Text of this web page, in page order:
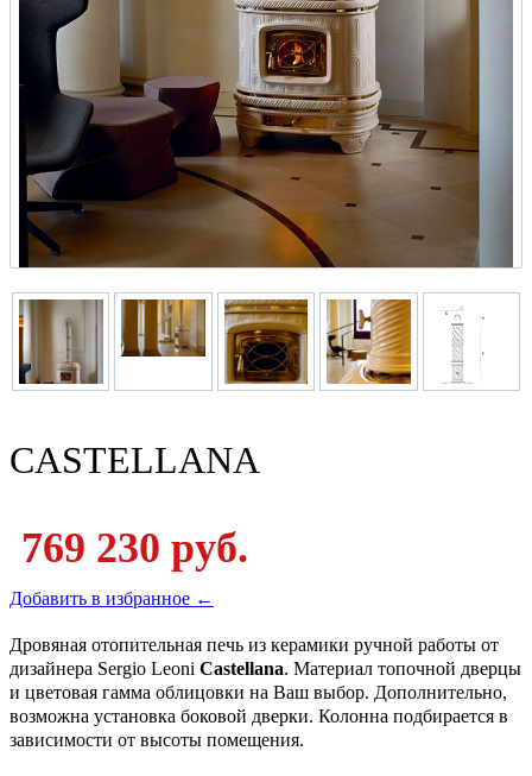
CASTELLANA
769 230 руб.
Добавить в избранное ←
Дровяная отопительная печь из керамики ручной работы от
дизайнера Sergio Leoni Castellana. Материал топочной дверцы
и цветовая гамма облицовки на Ваш выбор. Дополнительно,
возможна установка боковой дверки. Колонна подбирается в
зависимости от высоты помещения.